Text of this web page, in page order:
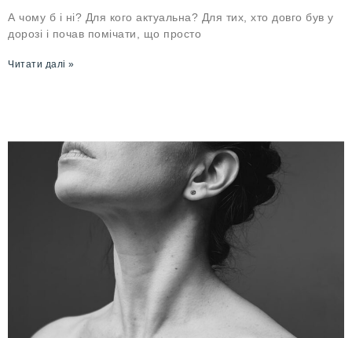
А чому б і ні? Для кого актуальна? Для тих, хто довго був у
дорозі і почав помічати, що просто
Читати далі »